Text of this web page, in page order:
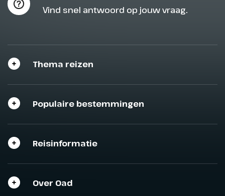
Vind snel antwoord op jouw vraag.
Thema reizen
Populaire bestemmingen
Reisinformatie
Over Oad